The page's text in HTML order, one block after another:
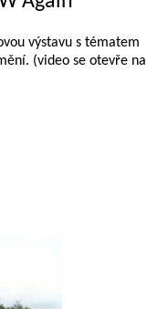
výstavu s tématem
(video se otevře na